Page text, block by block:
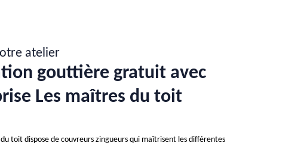
atelier
gouttière gratuit avec
Les maîtres du toit
toit dispose de couvreurs zingueurs qui maîtrisent les différentes